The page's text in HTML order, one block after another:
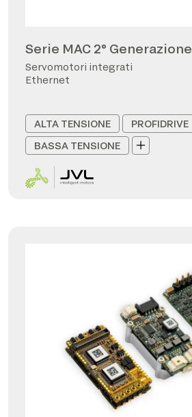
Serie MAC 2° Generazione
Servomotori integrati
Ethernet
ALTA TENSIONE
PROFIDRIVE
BASSA TENSIONE